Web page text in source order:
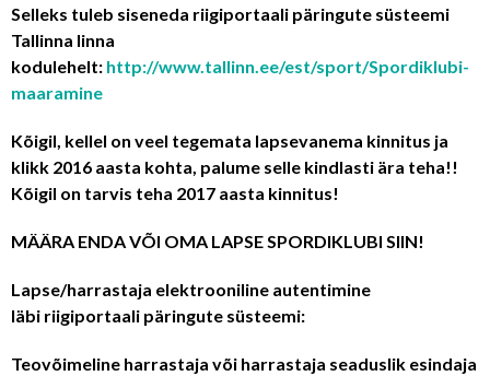
Selleks tuleb siseneda riigiportaali päringute süsteemi
Tallinna linna
kodulehelt: http://www.tallinn.ee/est/sport/Spordiklubi-
maaramine
Kõigil, kellel on veel tegemata lapsevanema kinnitus ja
klikk 2016 aasta kohta, palume selle kindlasti ära teha!!
Kõigil on tarvis teha 2017 aasta kinnitus!
MÄÄRA ENDA VÕI OMA LAPSE SPORDIKLUBI SIIN!
Lapse/harrastaja elektrooniline autentimine
läbi riigiportaali päringute süsteemi:
Teovõimeline harrastaja või harrastaja seaduslik esindaja